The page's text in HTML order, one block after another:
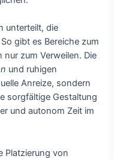
unterteilt, die
gibt es Bereiche zum
zum Verweilen. Die
und ruhigen
Anreize, sondern
sorgfältige Gestaltung
und autonom Zeit im
Platzierung von